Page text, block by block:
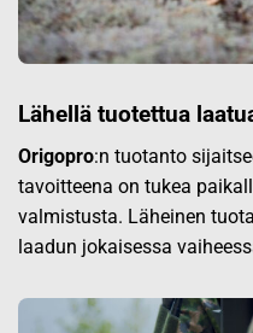
Lähellä tuotettua
Origopro:n tuotanto
tavoitteena on tukea
valmistusta. Läheinen
laadun jokaisessa